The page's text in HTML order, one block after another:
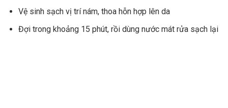
Vệ sinh sạch vị trí nám, thoa hỗn hợp lên da
Đợi trong khoảng 15 phút, rồi dùng nước mát rửa sạch lại